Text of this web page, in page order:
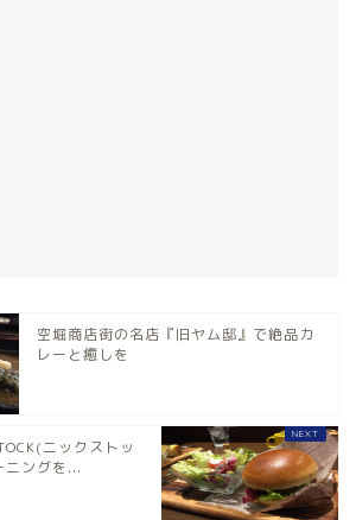
空堀商店街の名店『旧ヤム邸』で絶品カ
レーと癒しを
ニックストッ
ニングを...